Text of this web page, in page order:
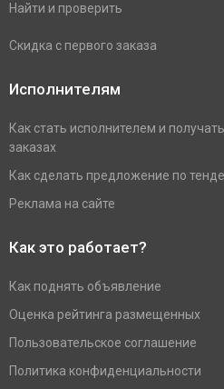
Найти и проверить
Скидка с первого заказа
Исполнителям
Как стать исполнителем и
заказах
Как сделать предложение по
Реклама на сайте
Как это работает?
Как поднять объявление
Оценка рейтинга размещенных
Пользовательское соглашение
Политика конфиденциальности